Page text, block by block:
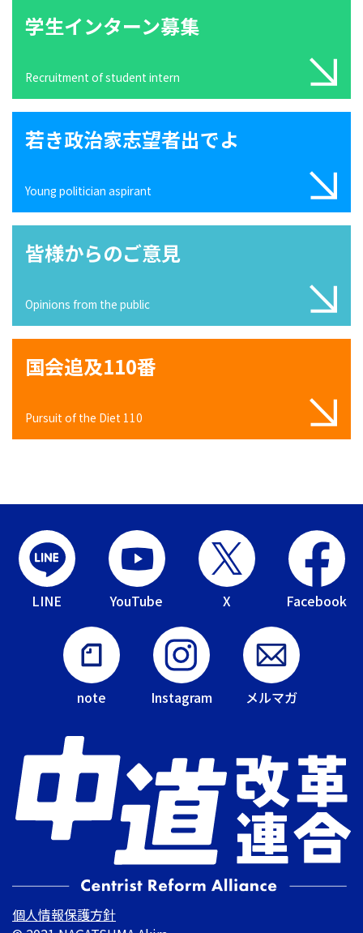
学生インターン募集
Recruitment of student intern
若き政治家志望者出でよ
Young politician aspirant
皆様からのご意見
Opinions from the public
国会追及110番
Pursuit of the Diet 110
LINE YouTube X Facebook
note Instagram メルマガ
個人情報保護方針